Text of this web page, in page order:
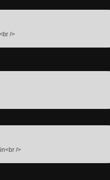
/>
/>